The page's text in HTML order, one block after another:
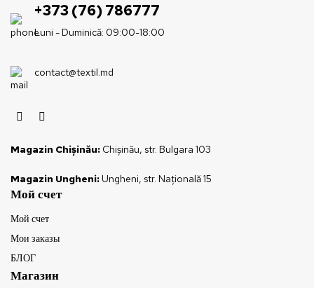
+373 (76) 786777
Luni - Duminică: 09:00-18:00
contact@textil.md
Magazin Chișinău: Chișinău, str. Bulgara 103
Magazin Ungheni:Ungheni, str. Națională 15
Мой счет
Мой счет
Мои заказы
БЛОГ
Магазин